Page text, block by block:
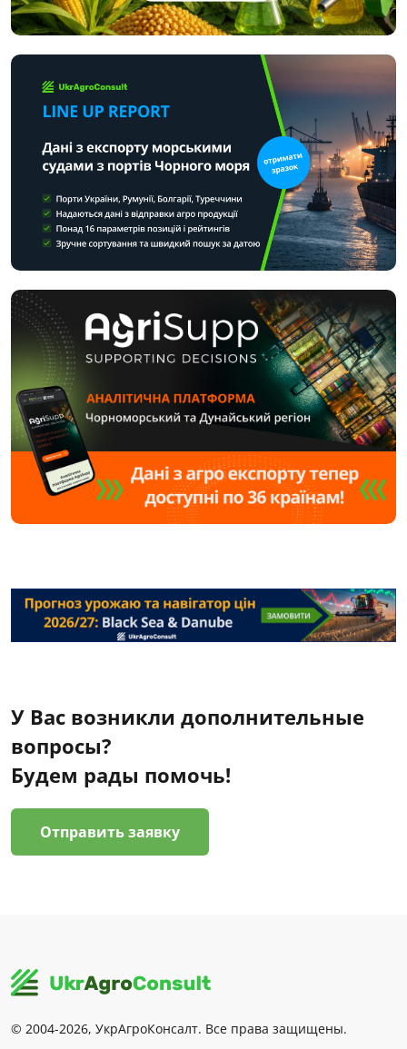
У Вас возникли дополнительные
вопросы?
Будем рады помочь!
Отправить заявку
© 2004-2026, УкрАгроКонсалт. Все права защищены.